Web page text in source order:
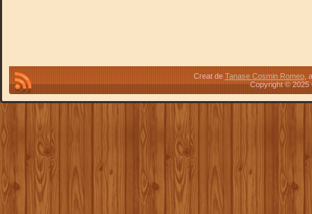
Creat de Tanase Cosmin Romeo,
Copyright © 2025